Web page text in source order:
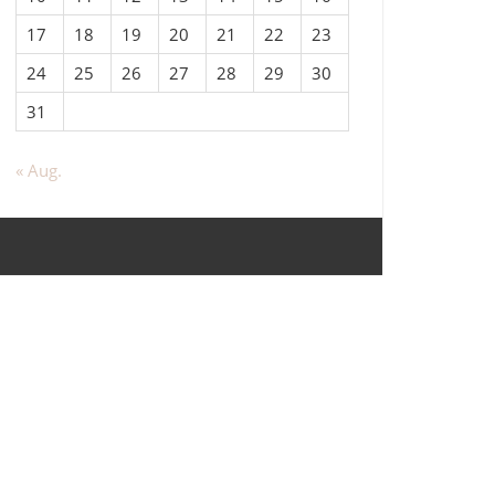
17
18 19 20 21 22
23
24
25 26 27 28 29
30
31
« Aug.